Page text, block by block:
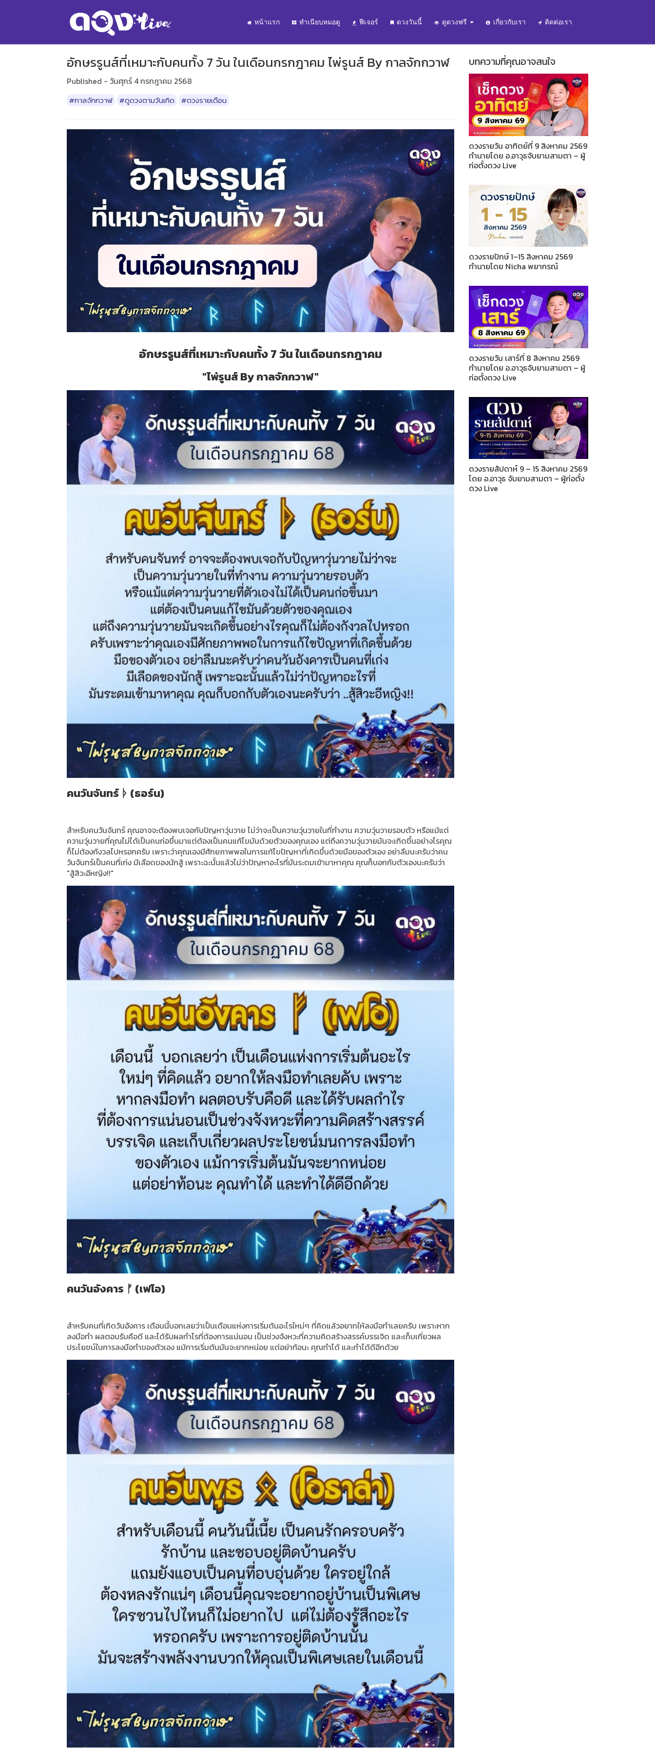
หน้าแรก ทำเนียบหมอดู ฟีเจอร์ ดวงวันนี้ ดูดวงฟรี เกี่ยวกับเรา ติดต่อเรา
อักษรรูนส์ที่เหมาะกับคนทั้ง 7 วัน ในเดือนกรกฎาคม ไพ่รูนส์ By กาลจักกวาฬ
Published - วันศุกร์ 4 กรกฎาคม 2568
#กาลจักกวาฬ #ดูดวงตามวันเกิด #ดวงรายเดือน
อักษรรูนส์ที่เหมาะกับคนทั้ง 7 วัน ในเดือนกรกฎาคม
"ไพ่รูนส์ By กาลจักกวาฬ"
คนวันจันทร์ ᚦ (ธอร์น)
สำหรับคนวันจันทร์ คุณอาจจะต้องพบเจอกับปัญหาวุ่นวาย ไม่ว่าจะเป็นความวุ่นวายในที่ทำงาน ความวุ่นวายรอบตัว หรือแม้แต่
ความวุ่นวายที่คุณไม่ได้เป็นคนก่อขึ้นมาแต่ต้องเป็นคนแก้ไขมันด้วยตัวของคุณเอง แต่ถึงความวุ่นวายมันจะเกิดขึ้นอย่างไรคุณ
ก็ไม่ต้องกังวลไปหรอกครับ เพราะว่าคุณเองมีศักยภาพพอในการแก้ไขปัญหาที่เกิดขึ้นด้วยมือของตัวเอง อย่าลืมนะครับว่าคน
วันจันทร์เป็นคนที่เก่ง มีเลือดของนักสู้ เพราะฉะนั้นแล้วไม่ว่าปัญหาอะไรที่มันระดมเข้ามาหาคุณ คุณก็บอกกับตัวเองนะครับว่า
"สู้สิวะอีหญิง!!"
คนวันอังคาร ᚠ (เฟโอ)
สำหรับคนที่เกิดวันอังคาร เดือนนี้บอกเลยว่าเป็นเดือนแห่งการเริ่มต้นอะไรใหม่ๆ ที่คิดแล้วอยากให้ลงมือทำเลยครับ เพราะหาก
ลงมือทำ ผลตอบรับคือดี และได้รับผลกำไรที่ต้องการแน่นอน เป็นช่วงจังหวะที่ความคิดสร้างสรรค์บรรเจิด และเก็บเกี่ยวผล
ประโยชน์ในการลงมือทำของตัวเอง แม้การเริ่มต้นมันจะยากหน่อย แต่อย่าท้อนะ คุณทำได้ และทำได้ดีอีกด้วย
บทความที่คุณอาจสนใจ
ดวงรายวัน อาทิตย์ที่ 9 สิงหาคม 2569
ทำนายโดย อ.อาวุธจับยามสามตา – ผู้
ก่อตั้งดวง Live
ดวงรายปักษ์ 1–15 สิงหาคม 2569
ทำนายโดย Nicha พยากรณ์
ดวงรายวัน เสาร์ที่ 8 สิงหาคม 2569
ทำนายโดย อ.อาวุธจับยามสามตา – ผู้
ก่อตั้งดวง Live
ดวงรายสัปดาห์ 9 – 15 สิงหาคม 2569
โดย อ.อาวุธ จับยามสามตา – ผู้ก่อตั้ง
ดวง Live